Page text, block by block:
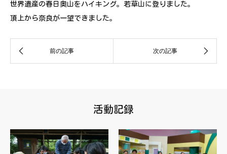
世界遺産の春日奥山をハイキング。若草山に登りました。
頂上から奈良が一望できました。
活動記録